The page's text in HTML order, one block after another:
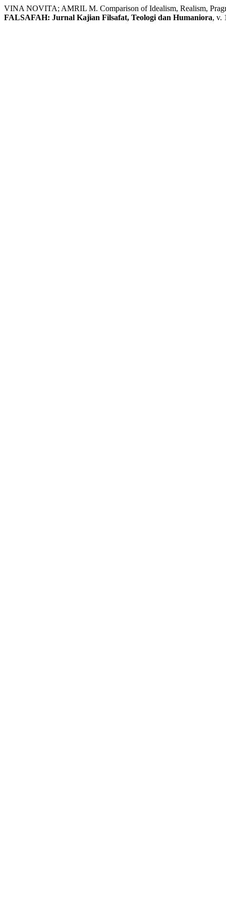
VINA NOVITA; AMRIL M. Comparison of Idealism, Realism,
FALSAFAH: Jurnal Kajian Filsafat, Teologi dan Humaniora, v.